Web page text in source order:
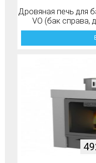
Дровяная печь для
VO (бак